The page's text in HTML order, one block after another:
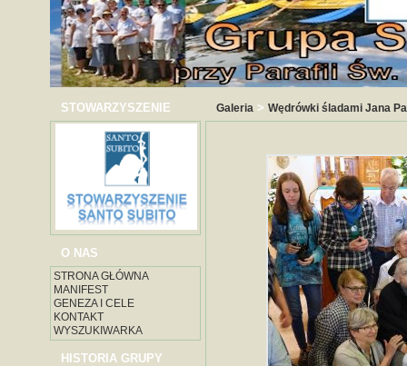
STOWARZYSZENIE
O NAS
STRONA GŁÓWNA
MANIFEST
GENEZA I CELE
KONTAKT
WYSZUKIWARKA
HISTORIA GRUPY
Galeria > Wędrówki śladami Jana